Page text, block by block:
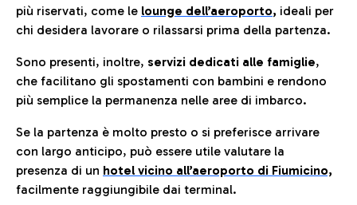
più riservati, come le lounge dell’aeroporto, ideali per
chi desidera lavorare o rilassarsi prima della partenza.
Sono presenti, inoltre, servizi dedicati alle famiglie,
che facilitano gli spostamenti con bambini e rendono
più semplice la permanenza nelle aree di imbarco.
Se la partenza è molto presto o si preferisce arrivare
con largo anticipo, può essere utile valutare la
presenza di un hotel vicino all’aeroporto di Fiumicino,
facilmente raggiungibile dai terminal.